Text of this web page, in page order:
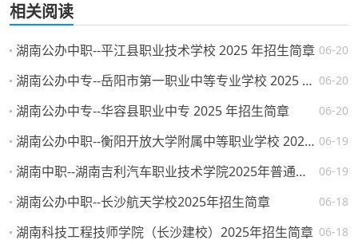
相关阅读
06-20
湖南公办中职--平江县职业技术学校 2025 年招生简章
06-20
湖南公办中专--岳阳市第一职业中等专业学校 2025 年招生简章
06-20
湖南公办中专--华容县职业中专 2025 年招生简章
06-19
湖南公办中职--衡阳开放大学附属中等职业学校 2025 年招生简章
06-19
湖南中职--湖南吉利汽车职业技术学院2025年普通高校招生章程
06-18
湖南公办中职--长沙航天学校2025年招生简章
06-18
湖南科技工程技师学院（长沙建校）2025年招生简章